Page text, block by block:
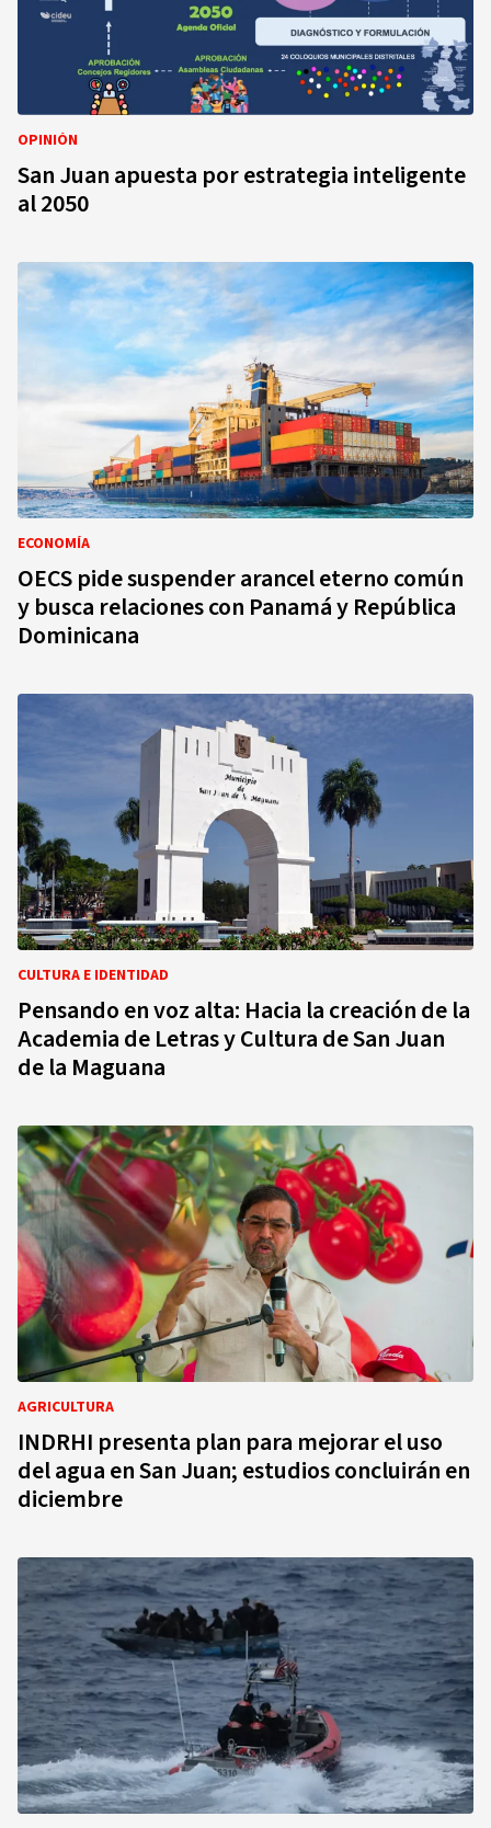
OPINIÓN
San Juan apuesta por estrategia inteligente
al 2050
ECONOMÍA
OECS pide suspender arancel eterno común
y busca relaciones con Panamá y República
Dominicana
CULTURA E IDENTIDAD
Pensando en voz alta: Hacia la creación de la
Academia de Letras y Cultura de San Juan
de la Maguana
AGRICULTURA
INDRHI presenta plan para mejorar el uso
del agua en San Juan; estudios concluirán en
diciembre